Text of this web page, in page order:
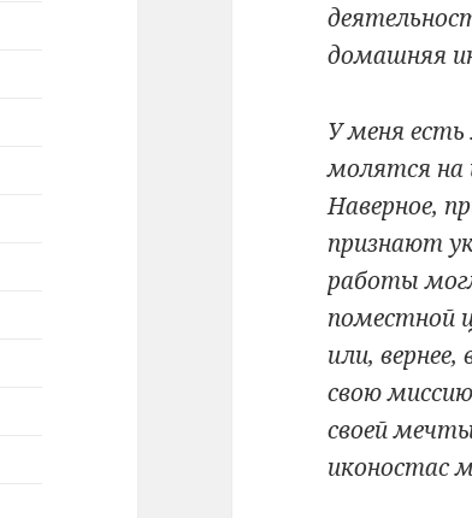
домашняя
У меня
молятся на
Наверное,
признают
работы
поместной
или,
свою
своей
иконостас